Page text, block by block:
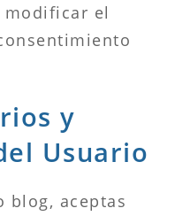
el
y
Usuario
blog, aceptas